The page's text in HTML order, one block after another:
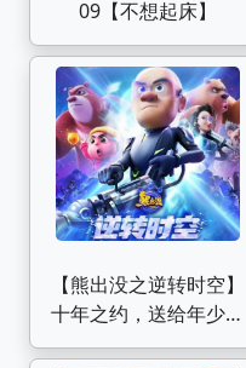
09【不想起床】
【熊出没之逆转时空】
十年之约，送给年少的
自己，送给长大的我们